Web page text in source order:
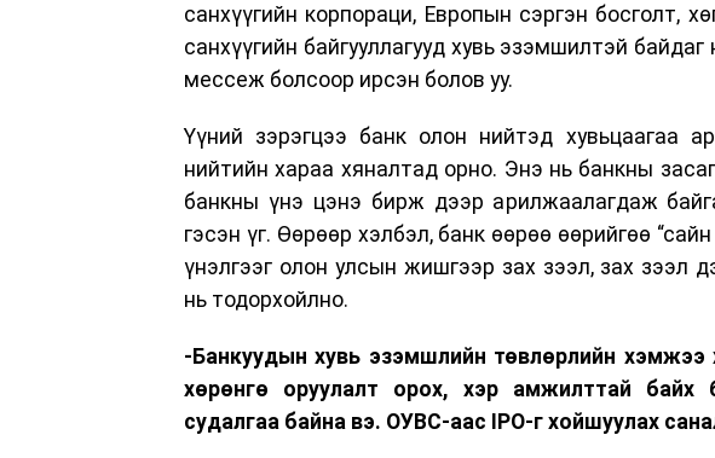
санхүүгийн корпораци, Европын сэргэн босголт,
санхүүгийн байгууллагууд хувь эзэмшилтэй
мессеж болсоор ирсэн болов уу.
Үүний зэрэгцээ банк олон нийтэд хувьцаагаа
нийтийн хараа хяналтад орно. Энэ нь банкны
банкны үнэ цэнэ бирж дээр арилжаалагдаж
гэсэн үг. Өөрөөр хэлбэл, банк өөрөө өөрийгөө
үнэлгээг олон улсын жишгээр зах зээл, зах зээл
нь тодорхойлно.
-Банкуудын хувь эзэмшлийн төвлөрлийн хэмжээ
хөрөнгө оруулалт орох, хэр амжилттай
судалгаа байна вэ. ОУВС-аас IPO-г хойшуулах